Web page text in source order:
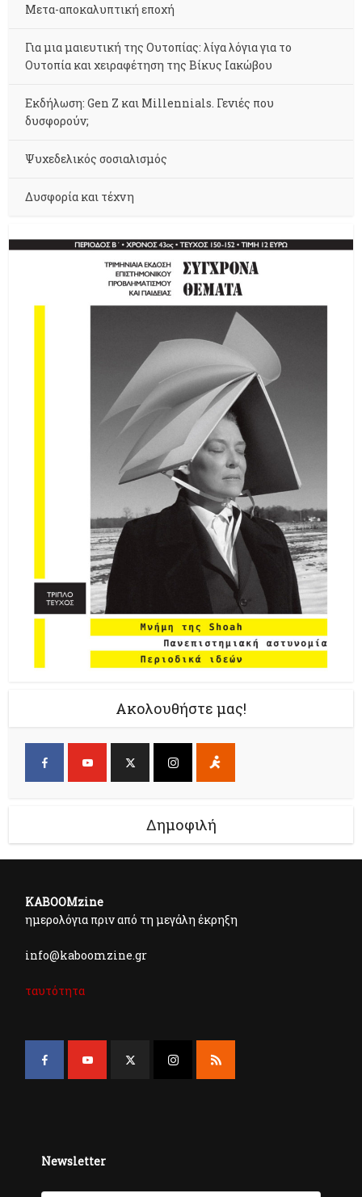
Μετα-αποκαλυπτική εποχή
Για μια μαιευτική της Ουτοπίας: λίγα λόγια για το
Ουτοπία και χειραφέτηση της Βίκυς Ιακώβου
Εκδήλωση: Gen Z και Millennials. Γενιές που
δυσφορούν;
Ψυχεδελικός σοσιαλισμός
Δυσφορία και τέχνη
Ακολουθήστε μας!
Δημοφιλή
KABOOMzine
ημερολόγια πριν από τη μεγάλη έκρηξη
info@kaboomzine.gr
ταυτότητα
Newsletter